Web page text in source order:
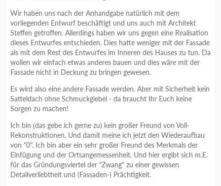
Wir haben uns nach der Anhandgabe natürlich mit dem
vorliegenden Entwurf beschäftigt und uns auch mit Architekt
Steffen getroffen. Allerdings haben wir uns gegen eine Realisation
dieses Entwurfes entschieden. Dies hatte weniger mit der Fassade
als mit dem Rest des Entwurfes im Inneren des Hauses zu tun. Da
wollen wir einfach etwas anderes bauen und dies wäre mit der
Fassade nicht in Deckung zu bringen gewesen.
Es wird also eine andere Fassade werden. Aber mit Sicherheit kein
Satteldach ohne Schmuckgiebel - da braucht Ihr Euch keine
Sorgen zu machen!
Ich bin (das gebe ich gerne zu) kein großer Freund von Voll-
Rekonstruktionen. Und damit meine ich jetzt den Wiederaufbau
von "0". Ich bin aber ein sehr großer Freund des Merkmals der
Einfügung und der Ortsangemessenheit. Und hier ergibt sich m.E.
für das Gründungsviertel der "Zwang" zu einer gewissen
Detailverliebtheit und (Fassaden-) Prächtigkeit.